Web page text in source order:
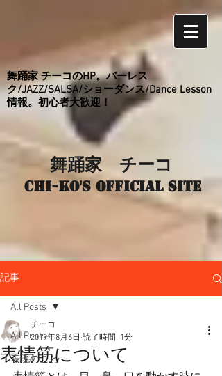
舞踊家 チーコのHP。バーレス
ク/JAZZ/SALSA/ショーダンス/Dance Lesson
情報。初心者大歓迎！
舞踊家 チーコ
Chi-ko's Official site
記事
All Posts
表現のこと
All Posts
表情筋について
チーコ
2019年8月6日 読了時間: 1分